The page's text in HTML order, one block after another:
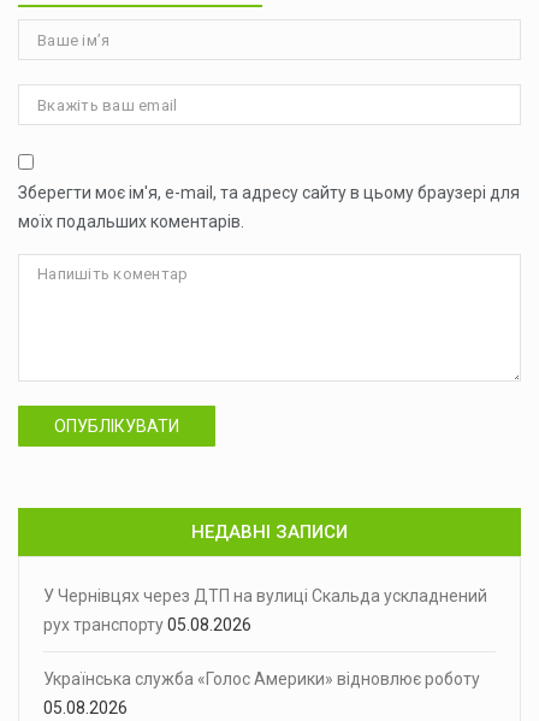
Зберегти моє ім'я, e-mail, та адресу сайту в цьому браузері для
моїх подальших коментарів.
ОПУБЛІКУВАТИ
НЕДАВНІ ЗАПИСИ
У Чернівцях через ДТП на вулиці Скальда ускладнений
рух транспорту05.08.2026
Українська служба «Голос Америки» відновлює роботу
05.08.2026